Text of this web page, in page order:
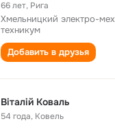
66 лет, Рига
Хмельницкий электро-
техникум
Добавить в друзья
Віталій Коваль
54 года, Ковель